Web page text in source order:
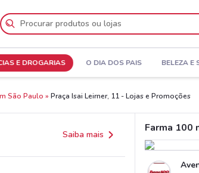
E DROGARIAS O DIA DOS PAIS BELEZA E
São Paulo Praça Isai Leirner, 11 - Lojas e Promoções
Saiba mais
Farma 100